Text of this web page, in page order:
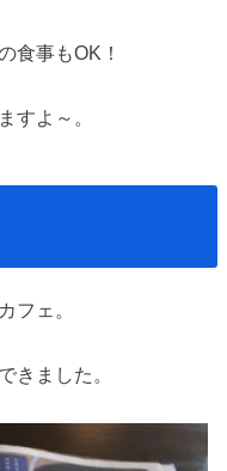
食事もOK！
すよ～。
フェ。
きました。